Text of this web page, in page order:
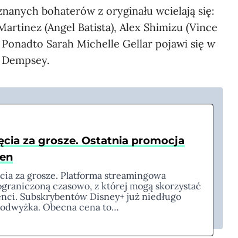
bohaterów z oryginału wcielają się:
(Angel Batista), Alex Shimizu (Vince
Sarah Michelle Gellar pojawi się w
za grosze. Ostatnia promocja
za grosze. Platforma streamingowa
czasowo, z której mogą skorzystać
Subskrybentów Disney+ już niedługo
Obecna cena to…